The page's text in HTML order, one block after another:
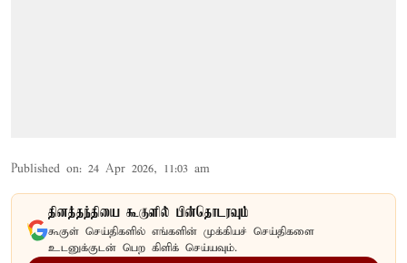
Published on: 24 Apr 2026, 11:03 am
தினத்தந்தியை கூகுளில் பின்தொடரவும்
கூகுள் செய்திகளில் எங்களின் முக்கியச் செய்திகளை
உடனுக்குடன் பெற கிளிக் செய்யவும்.